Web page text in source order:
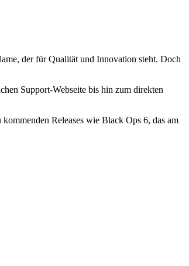
der für Qualität und Innovation steht. Doch
Support-Webseite bis hin zum direkten
Releases wie Black Ops 6, das am